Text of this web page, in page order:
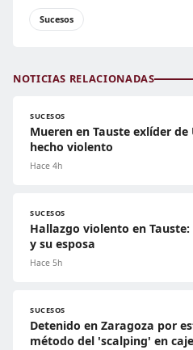
Sucesos
NOTICIAS RELACIONADAS
SUCESOS
Mueren en Tauste exlíder de
hecho violento
Hace 4h
SUCESOS
Hallazgo violento en
y su esposa
Hace 5h
SUCESOS
Detenido en Zaragoza por
método del 'scalping' en